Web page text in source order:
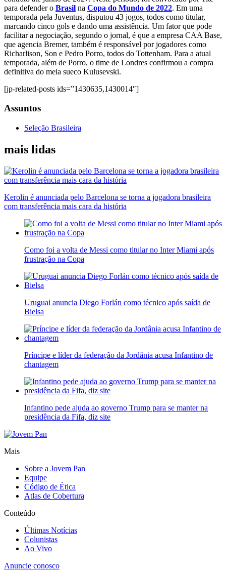
para defender o Brasil na Copa do Mundo de 2022. Em uma
temporada pela Juventus, disputou 43 jogos, todos como titular,
marcando cinco gols e dando uma assistência. Um fator que pode
facilitar a negociação, segundo o jornal, é que a empresa CAA Base,
que agencia Bremer, também é responsável por jogadores como
Richarlison, Son e Pedro Porro, todos do Tottenham. Para a atual
temporada, além de Porro, o time de Londres confirmou a compra
definitiva do meia sueco Kulusevski.
[jp-related-posts ids=”1430635,1430014″]
Assuntos
Seleção Brasileira
mais lidas
Kerolin é anunciada pelo Barcelona se torna a jogadora brasileira
com transferência mais cara da história
Como foi a volta de Messi como titular no Inter Miami após
frustração na Copa
Uruguai anuncia Diego Forlán como técnico após saída de
Bielsa
Príncipe e líder da federação da Jordânia acusa Infantino de
chantagem
Infantino pede ajuda ao governo Trump para se manter na
presidência da Fifa, diz site
Mais
Sobre a Jovem Pan
Equipe
Código de Ética
Atlas de Cobertura
Conteúdo
Últimas Notícias
Colunistas
Ao Vivo
Anuncie conosco